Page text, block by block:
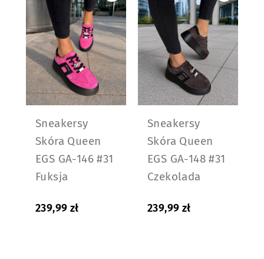
Sneakersy
Skóra Queen
EGS GA-146 #31
Fuksja
239,99 zł
Sneakersy
Skóra Queen
EGS GA-148 #31
Czekolada
239,99 zł